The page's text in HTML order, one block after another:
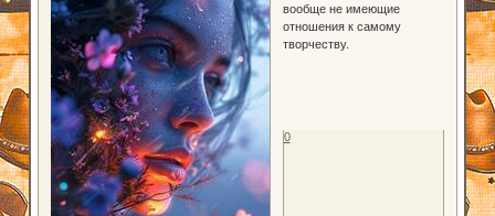
вообще не имеющие
отношения к самому
творчеству.
0